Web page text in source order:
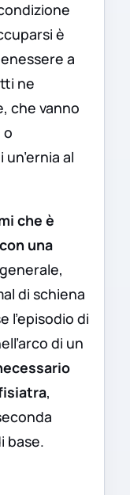
è
a
ne
che vanno
o
al
che è
una
di schiena
l’episodio di
di un
,
base.